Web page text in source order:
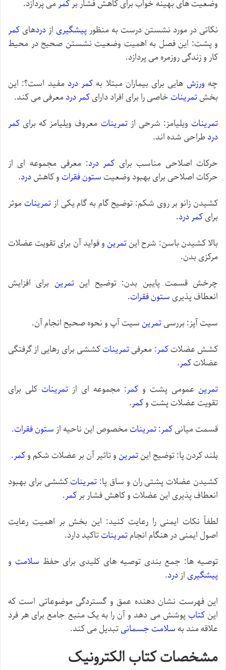
وضعیت های بهینه خواب برای کاهش فشار بر کمر می پردازد.
نکاتی در مورد نشستن درست به منظور پیشگیری از دردهای کمر
و پشت: این فصل به اهمیت وضعیت نشستن صحیح در محیط
کار و زندگی روزمره می پردازد.
چه ورزش هایی برای بیماران مبتلا به کمر درد مفید است؟: این
بخشتمریناتخاصی را برای افراد دارایکمر دردمعرفی می کند.
تمریناتویلیامز: شرحی ازتمرینات معروف ویلیامز که برای کمر
دردطراحی شده اند.
حرکات اصلاحی مناسب برای کمر درد: معرفی مجموعه ای از
حرکات اصلاحی برای بهبود وضعیتستون فقراتو کاهشدرد.
کشیدن زانو بر روی شکم: توضیح گام به گام یکی ازتمریناتموثر
برایکمر درد.
بالا کشیدن باسن: شرح اینتمرین و فواید آن برای تقویت عضلات
مرکزی بدن.
چرخش قسمت پایین بدن: توضیح اینتمرین برای افزایش
انعطاف پذیری ستون فقرات.
سیت آپز: بررسیتمرین سیت آپ و نحوه صحیح انجام آن.
کشش عضلاتکمر: معرفیتمریناتکششی برای رهایی از گرفتگی
عضلاتکمر.
تمرین عمومی پشت و کمر: مجموعه ای از تمرینات کلی برای
تقویت عضلات پشت وکمر.
قسمت میانیکمر:تمریناتمخصوص این ناحیه از ستون فقرات.
بلند کردن پا: توضیح اینتمرین و تاثیر آن بر عضلات شکم وکمر.
کشیدن عضلات پشتی ران و ساق پا: تمریناتکششی برای بهبود
انعطاف پذیری این عضلات و کاهش فشار بر کمر.
لطفاً نکات ایمنی را رعایت کنید: این بخش بر اهمیت رعایت
اصول ایمنی در هنگام انجامتمریناتتاکید دارد.
توصیه ها: جمع بندی توصیه های کلیدی برای حفظ سلامت و
پیشگیری از درد.
این فهرست نشان دهنده عمق و گستردگی موضوعاتی است که
اینکتابپوشش می دهد و آن را به یک منبع جامع برای هر فرد
علاقه مند به سلامتجسمانیتبدیل می کند.
مشخصات کتاب الکترونیک